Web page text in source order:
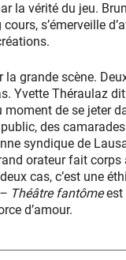
la vérité du jeu.
s’émerveille
grande scène.
Yvette Théraulaz dit
de se jeter
des
syndique de
orateur fait corps
cas, c’est une
Théâtre fantômeest
d’amour.